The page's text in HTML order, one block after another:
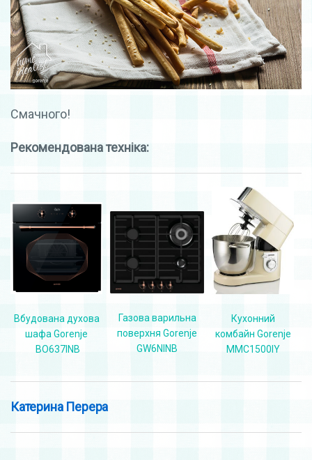
Смачного!
Рекомендована техніка:
Вбудована духова
шафа Gorenje
BO637INB
Газова варильна
поверхня Gorenje
GW6NINB
Кухонний
комбайн Gorenje
MMC1500IY
Катерина Перера